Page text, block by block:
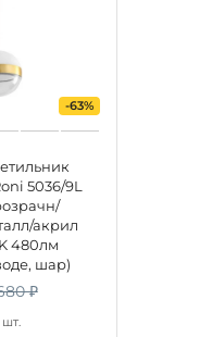
₽
-63%
5036/9L
акрил
480лм
шар)